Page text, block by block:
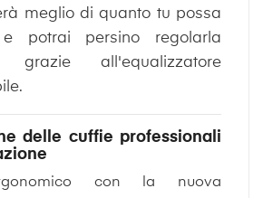
meglio di quanto tu possa
e potrai persino regolarla
grazie all'equalizzatore
delle cuffie professionali
con la nuova